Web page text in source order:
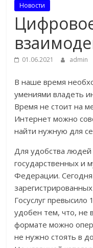
Новости
01.06.2021 admin
В наше время
умениями владеть
Время не стоит на
Интернет можно
найти нужную для
Для удобства
государственных и
Федерации. Сегодня
Госуслуг
удобен тем, что, не
формате можно
не нужно стоять в